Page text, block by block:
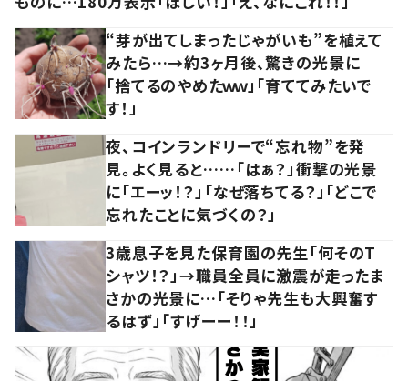
“芽が出てしまったじゃがいも”を植えて
みたら…→約3ヶ月後、驚きの光景に
「捨てるのやめたｗｗ」「育ててみたいで
す！」
夜、コインランドリーで“忘れ物”を発
見。よく見ると……「はぁ？」衝撃の光景
に「エーッ！？」「なぜ落ちてる？」「どこで
忘れたことに気づくの？」
3歳息子を見た保育園の先生「何そのT
シャツ！？」→職員全員に激震が走ったま
さかの光景に…「そりゃ先生も大興奮す
るはず」「すげーー！！」